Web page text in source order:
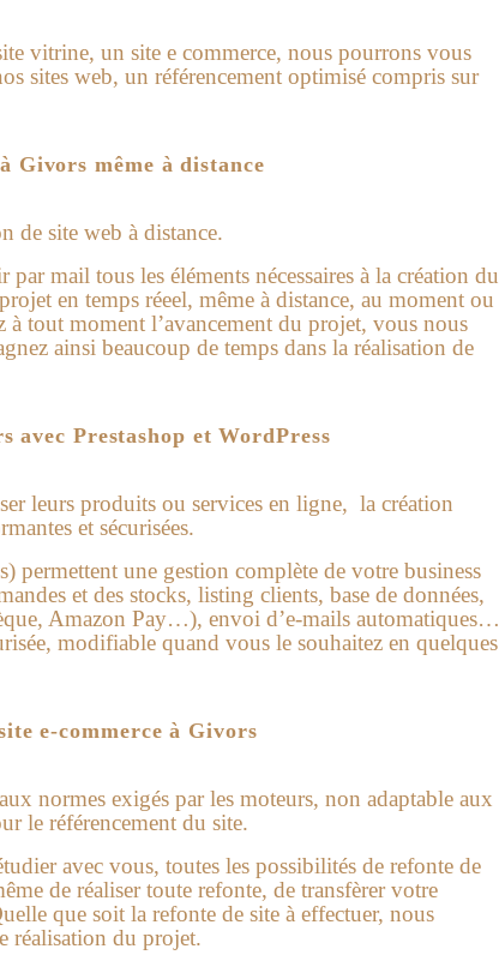
vitrine, un site e commerce, nous pourrons vous
sites web, un référencement optimisé compris sur
Givors même à distance
de site web à distance.
mail tous les éléments nécessaires à la création du
en temps réeel, même à distance, au moment ou
tout moment l’avancement du projet, vous nous
ainsi beaucoup de temps dans la réalisation de
avec Prestashop et WordPress
leurs produits ou services en ligne, la création
et sécurisées.
permettent une gestion complète de votre business
et des stocks, listing clients, base de données,
Amazon Pay…), envoi d’e-mails automatiques…
modifiable quand vous le souhaitez en quelques
e-commerce à Givors
normes exigés par les moteurs, non adaptable aux
le référencement du site.
avec vous, toutes les possibilités de refonte de
de réaliser toute refonte, de transfèrer votre
que soit la refonte de site à effectuer, nous
réalisation du projet.